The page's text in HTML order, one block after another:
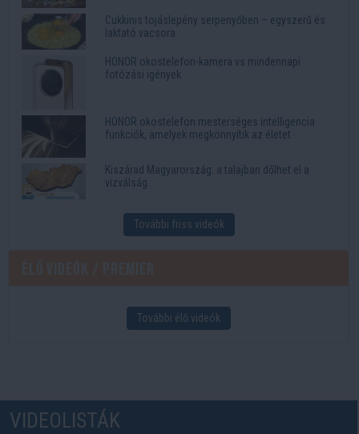
Cukkinis tojáslepény serpenyőben – egyszerű és
laktató vacsora
HONOR okostelefon-kamera vs mindennapi
fotózási igények
HONOR okostelefon mesterséges intelligencia
funkciók, amelyek megkönnyítik az életet
Kiszárad Magyarország: a talajban dőlhet el a
vízválság
További friss videók
További élő videók
VIDEOLISTÁK